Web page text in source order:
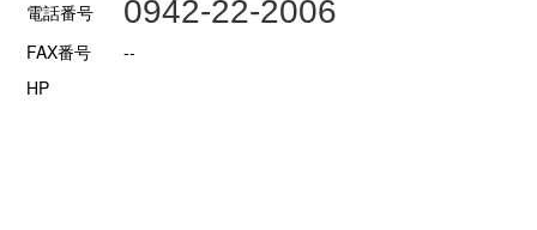
電話番号
0942-22-2006
FAX番号
--
HP